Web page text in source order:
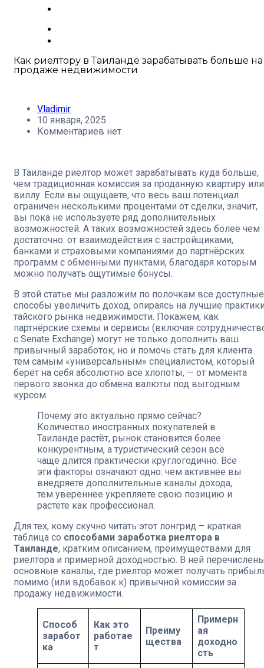
Как риелтору в Таиланде зарабатывать больше на
продаже недвижимости
Vladimir
10 января, 2025
Комментариев нет
В Таиланде риелтор может зарабатывать куда больше,
чем традиционная комиссия за проданную квартиру или
виллу. Если вы ощущаете, что весь ваш потенциал
ограничен несколькими процентами от сделки, значит,
вы пока не используете ряд дополнительных
возможностей. А таких возможностей здесь более чем
достаточно: от взаимодействия с застройщиками,
банками и страховыми компаниями до партнёрских
программ с обменными пунктами, благодаря которым
можно получать ощутимые бонусы.
В этой статье мы разложим по полочкам все доступные
способы увеличить доход, опираясь на лучшие
тайского рынка недвижимости. Покажем, как
партнёрские схемы и сервисы (включая
с Senate Exchange) могут не только дополнить ваш
привычный заработок, но и помочь стать для клиента
тем самым «универсальным» специалистом, который
берёт на себя абсолютно все хлопоты, — от момента
первого звонка до обмена валюты под выгодным
курсом.
Почему это актуально прямо сейчас?
Количество иностранных покупателей в
Таиланде растёт, рынок становится более
конкурентным, а туристический сезон всё
чаще длится практически круглогодично. Все
эти факторы означают одно: чем активнее вы
внедряете дополнительные каналы дохода,
тем увереннее укрепляете свою позицию и
растёте как профессионал.
Для тех, кому скучно читать этот лонгрид – краткая
таблица со способами заработка риелтора в
Таиланде, кратким описанием, преимуществами для
риелтора и примерной доходностью. В ней
основные каналы, где риелтор может получать
помимо (или вдобавок к) привычной комиссии за
продажу недвижимости.
Способ
заработ
ка
Как это
работае
т
Преиму
щества
Примерн
ая
доходно
сть